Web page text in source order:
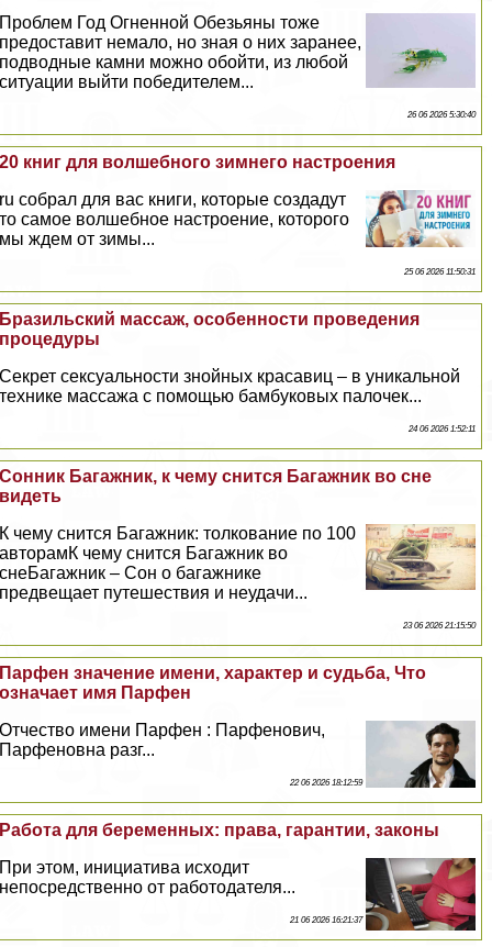
Проблем Год Огненной Обезьяны тоже
предоставит немало, но зная о них заранее,
подводные камни можно обойти, из любой
ситуации выйти победителем...
26 06 2026 5:30:40
20 книг для волшебного зимнего настроения
ru собрал для вас книги, которые создадут
то самое волшебное настроение, которого
мы ждем от зимы...
25 06 2026 11:50:31
Бразильский массаж, особенности проведения
процедуры
Секрет ceкcуальности знойных красавиц – в уникальной
технике массажа с помощью бамбуковых палочек...
24 06 2026 1:52:11
Сонник Багажник, к чему снится Багажник во сне
видеть
К чему снится Багажник: толкование по 100
авторамК чему снится Багажник во
снеБагажник – Сон о багажнике
предвещает путешествия и неудачи...
23 06 2026 21:15:50
Парфен значение имени, хаpaктер и судьба, Что
означает имя Парфен
Отчество имени Парфен : Парфенович,
Парфеновна разг...
22 06 2026 18:12:59
Работа для беременных: права, гарантии, законы
При этом, инициатива исходит
непосредственно от работодателя...
21 06 2026 16:21:37